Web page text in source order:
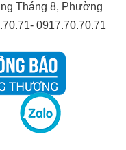
Tháng 8, Phường
0917.70.70.71